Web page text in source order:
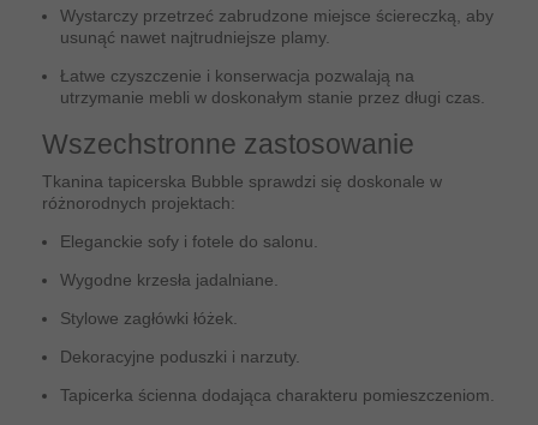
Wystarczy przetrzeć zabrudzone miejsce ściereczką, aby
usunąć nawet najtrudniejsze plamy.
Łatwe czyszczenie i konserwacja pozwalają na
utrzymanie mebli w doskonałym stanie przez długi czas.
Wszechstronne zastosowanie
Tkanina tapicerska Bubble sprawdzi się doskonale w
różnorodnych projektach:
Eleganckie sofy i fotele do salonu.
Wygodne krzesła jadalniane.
Stylowe zagłówki łóżek.
Dekoracyjne poduszki i narzuty.
Tapicerka ścienna dodająca charakteru pomieszczeniom.